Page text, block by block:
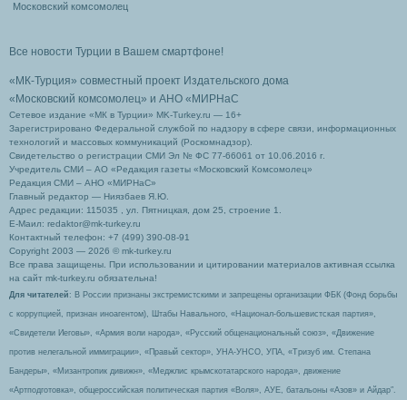
Московский комсомолец
Все новости Турции в Вашем смартфоне!
«МК-Турция» совместный проект Издательского дома
«Московский комсомолец» и АНО «МИРНаС
Сетевое издание «МК в Турции» MK-Turkey.ru — 16+
Зарегистрировано Федеральной службой по надзору в сфере связи, информационных
технологий и массовых коммуникаций (Роскомнадзор).
Свидетельство о регистрации СМИ Эл № ФС 77-66061 от 10.06.2016 г.
Учредитель СМИ – АО «Редакция газеты «Московский Комсомолец»
Редакция СМИ – АНО «МИРНаС»
Главный редактор — Ниязбаев Я.Ю.
Адрес редакции: 115035 , ул. Пятницкая, дом 25, строение 1.
Е-Маил: redaktor@mk-turkey.ru
Контактный телефон: +7 (499) 390-08-91
Copyright 2003 — 2026 © mk-turkey.ru
Все права защищены. При использовании и цитировании материалов активная ссылка
на сайт mk-turkey.ru обязательна!
Для читателей : В России признаны экстремистскими и запрещены организации ФБК (Фонд борьбы
с коррупцией, признан иноагентом), Штабы Навального, «Национал-большевистская партия»,
«Свидетели Иеговы», «Армия воли народа», «Русский общенациональный союз», «Движение
против нелегальной иммиграции», «Правый сектор», УНА-УНСО, УПА, «Тризуб им. Степана
Бандеры», «Мизантропик дивижн», «Меджлис крымскотатарского народа», движение
«Артподготовка», общероссийская политическая партия «Воля», АУЕ, батальоны «Азов» и Айдар″.